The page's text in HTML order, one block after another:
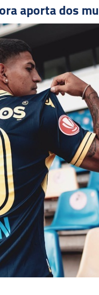
aporta dos